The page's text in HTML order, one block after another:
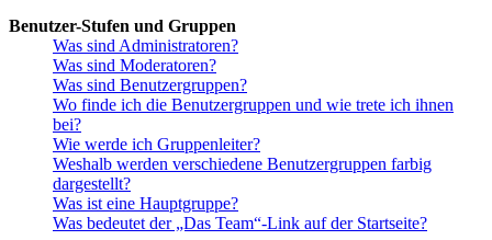
Benutzer-Stufen und Gruppen
Was sind Administratoren?
Was sind Moderatoren?
Was sind Benutzergruppen?
Wo finde ich die Benutzergruppen und wie trete ich ihnen
bei?
Wie werde ich Gruppenleiter?
Weshalb werden verschiedene Benutzergruppen farbig
dargestellt?
Was ist eine Hauptgruppe?
Was bedeutet der „Das Team“-Link auf der Startseite?